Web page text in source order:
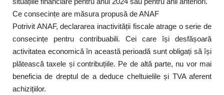
Ce consecințe are măsura propusă de ANAF
Potrivit ANAF, declararea inactivității fiscale atrage o serie de
consecințe pentru contribuabili. Cei care își desfășoară
activitatea economică în această perioadă sunt obligați să își
plătească taxele și contribuțiile. Pe de altă parte, nu vor mai
beneficia de dreptul de a deduce cheltuielile și TVA aferent
achizițiilor.